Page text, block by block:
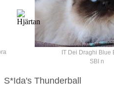
IT Dei Draghi Blue
SBI n
S*Ida's Thunderball